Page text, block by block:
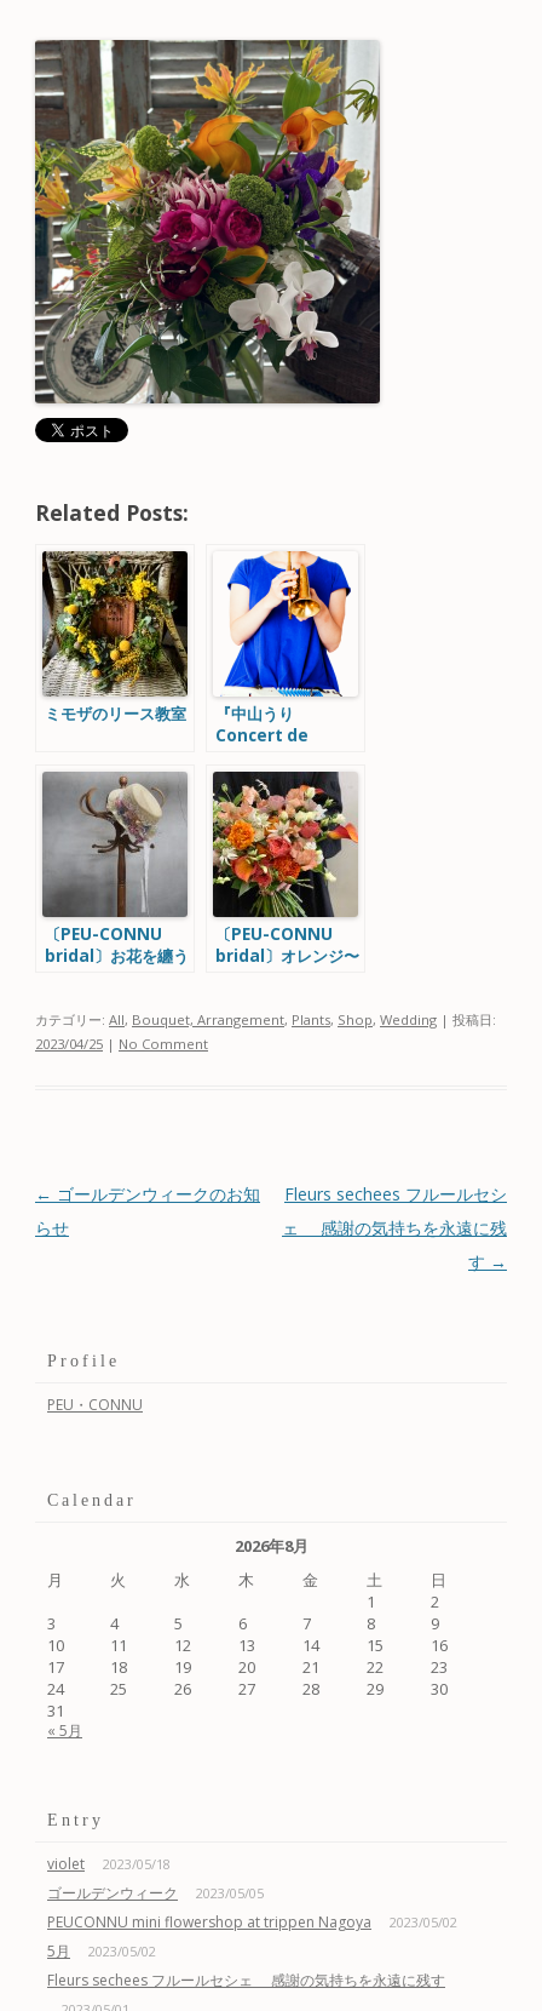
Related Posts:
ミモザのリース教室
『中山うり
Concert de
〔PEU-CONNU
bridal〕お花を纏う
〔PEU-CONNU
bridal〕オレンジ〜
カテゴリー: All, Bouquet, Arrangement, Plants, Shop, Wedding | 投稿日:
2023/04/25 | No Comment
投稿ナビゲーション
← ゴールデンウィークのお知
らせ
Fleurs sechees フルールセシ
ェ 感謝の気持ちを永遠に残
す →
Profile
PEU・CONNU
Calendar
2026年8月
月
火 水 木 金 土
日
1
2
3
4 5 6 7 8
9
10
11 12 13 14 15
16
17
18 19 20 21 22
23
24
25 26 27 28 29
30
31
« 5月
Entry
violet 2023/05/18
ゴールデンウィーク 2023/05/05
PEUCONNU mini flowershop at trippen Nagoya 2023/05/02
5月 2023/05/02
Fleurs sechees フルールセシェ 感謝の気持ちを永遠に残す